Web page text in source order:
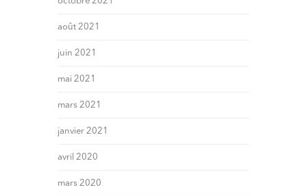
août 2021
juin 2021
mai 2021
mars 2021
janvier 2021
avril 2020
mars 2020